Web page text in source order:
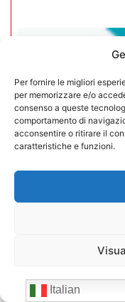
Per fornire le migliori
per memorizzare e/o
consenso a queste
comportamento di
acconsentire o ritirare il
caratteristiche e funzioni.
Rivista
Italian